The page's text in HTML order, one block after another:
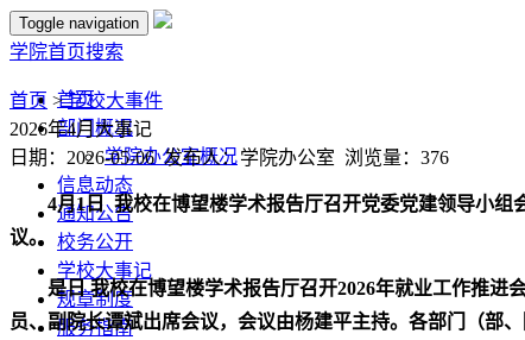
Toggle navigation
学院首页搜索
首页
部门概况
学院办公室概况
信息动态
通知公告
校务公开
学校大事记
规章制度
服务指南
首页 >学校大事件
2026年4月大事记
日期：2026-05-06 发布人：学院办公室 浏览量： 376
4月1日我校在博望楼学术报告厅召开党委党建领导小组
议。
是日我校在博望楼学术报告厅召开2026年就业工作推进
员、副院长谭斌出席会议，会议由杨建平主持。各部门（部